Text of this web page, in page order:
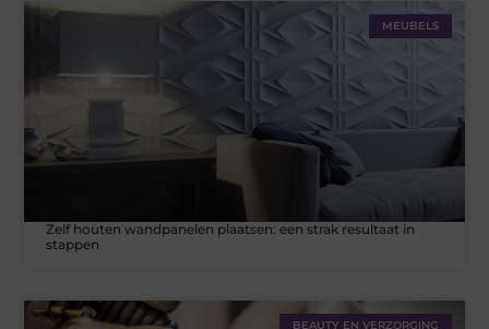
MEUBELS
Zelf houten wandpanelen plaatsen: een strak resultaat in
stappen
BEAUTY EN VERZORGING